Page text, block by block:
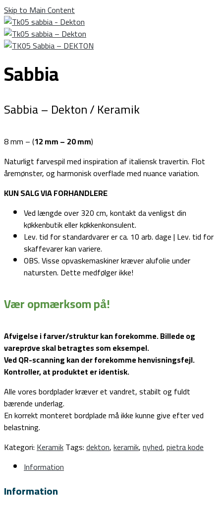
Skip to Main Content
Sabbia
Sabbia – Dekton / Keramik
8 mm – (12 mm – 20 mm)
Naturligt farvespil med inspiration af italiensk travertin. Flot
åremønster, og harmonisk overflade med nuance variation.
KUN SALG VIA FORHANDLERE
Ved længde over 320 cm, kontakt da venligst din
køkkenbutik eller køkkenkonsulent.
Lev. tid for standardvarer er ca. 10 arb. dage | Lev. tid for
skaffevarer kan variere.
OBS. Visse opvaskemaskiner kræver alufolie under
natursten. Dette medfølger ikke!
Vær opmærksom på!
Afvigelse i farver/struktur kan forekomme. Billede og
vareprøve skal betragtes som eksempel.
Ved QR-scanning kan der forekomme henvisningsfejl.
Kontroller, at produktet er identisk.
Alle vores bordplader kræver et vandret, stabilt og fuldt
bærende underlag.
En korrekt monteret bordplade må ikke kunne give efter ved
belastning.
Kategori:KeramikTags:dekton,keramik,nyhed,pietra kode
Information
Information